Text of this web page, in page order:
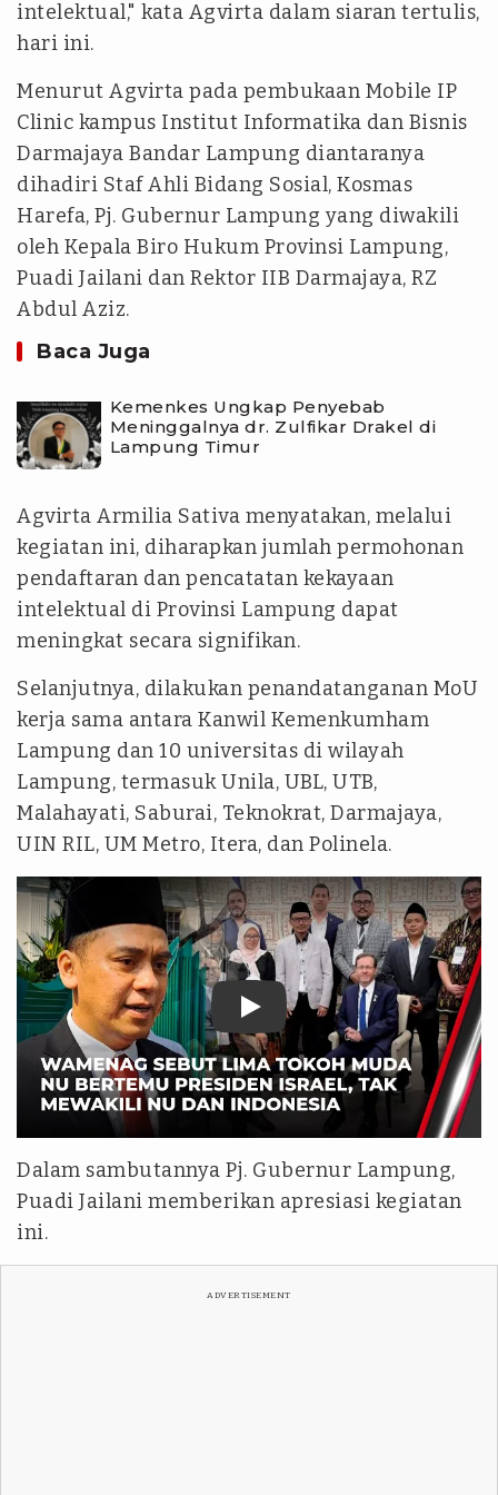
intelektual," kata Agvirta dalam siaran tertulis,
hari ini.
Menurut Agvirta pada pembukaan Mobile IP
Clinic kampus Institut Informatika dan Bisnis
Darmajaya Bandar Lampung diantaranya
dihadiri Staf Ahli Bidang Sosial, Kosmas
Harefa, Pj. Gubernur Lampung yang diwakili
oleh Kepala Biro Hukum Provinsi Lampung,
Puadi Jailani dan Rektor IIB Darmajaya, RZ
Abdul Aziz.
Baca Juga
Kemenkes Ungkap Penyebab
Meninggalnya dr. Zulfikar Drakel di
Lampung Timur
Agvirta Armilia Sativa menyatakan, melalui
kegiatan ini, diharapkan jumlah permohonan
pendaftaran dan pencatatan kekayaan
intelektual di Provinsi Lampung dapat
meningkat secara signifikan.
Selanjutnya, dilakukan penandatanganan MoU
kerja sama antara Kanwil Kemenkumham
Lampung dan 10 universitas di wilayah
Lampung, termasuk Unila, UBL, UTB,
Malahayati, Saburai, Teknokrat, Darmajaya,
UIN RIL, UM Metro, Itera, dan Polinela.
tvonenews
Dalam sambutannya Pj. Gubernur Lampung,
Puadi Jailani memberikan apresiasi kegiatan
ini.
ADVERTISEMENT